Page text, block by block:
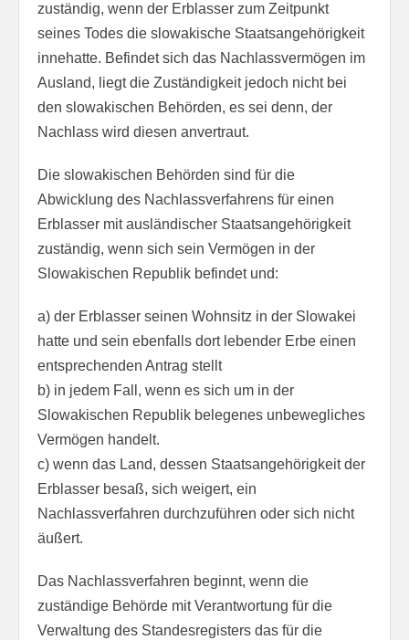
zuständig, wenn der Erblasser zum Zeitpunkt
seines Todes die slowakische Staatsangehörigkeit
innehatte. Befindet sich das Nachlassvermögen im
Ausland, liegt die Zuständigkeit jedoch nicht bei
den slowakischen Behörden, es sei denn, der
Nachlass wird diesen anvertraut.
Die slowakischen Behörden sind für die
Abwicklung des Nachlassverfahrens für einen
Erblasser mit ausländischer Staatsangehörigkeit
zuständig, wenn sich sein Vermögen in der
Slowakischen Republik befindet und:
a) der Erblasser seinen Wohnsitz in der Slowakei
hatte und sein ebenfalls dort lebender Erbe einen
entsprechenden Antrag stellt
b) in jedem Fall, wenn es sich um in der
Slowakischen Republik belegenes unbewegliches
Vermögen handelt.
c) wenn das Land, dessen Staatsangehörigkeit der
Erblasser besaß, sich weigert, ein
Nachlassverfahren durchzuführen oder sich nicht
äußert.
Das Nachlassverfahren beginnt, wenn die
zuständige Behörde mit Verantwortung für die
Verwaltung des Standesregisters das für die